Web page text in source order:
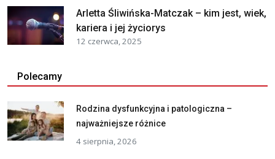
Arletta Śliwińska-Matczak – kim jest, wiek,
kariera i jej życiorys
12 czerwca, 2025
Polecamy
Rodzina dysfunkcyjna i patologiczna –
najważniejsze różnice
4 sierpnia, 2026